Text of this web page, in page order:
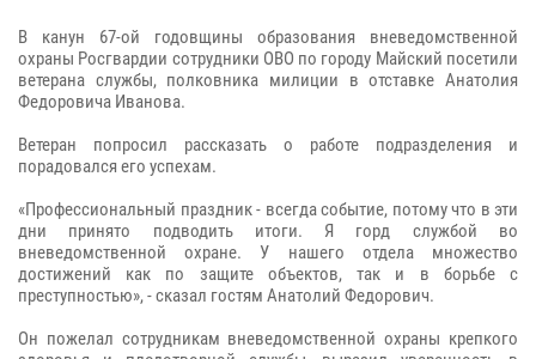
В канун 67-ой годовщины образования вневедомственной
охраны Росгвардии сотрудники ОВО по городу Майский посетили
ветерана службы, полковника милиции в отставке Анатолия
Федоровича Иванова.
Ветеран попросил рассказать о работе подразделения и
порадовался его успехам.
«Профессиональный праздник - всегда событие, потому что в эти
дни принято подводить итоги. Я горд службой во
вневедомственной охране. У нашего отдела множество
достижений как по защите объектов, так и в борьбе с
преступностью», - сказал гостям Анатолий Федорович.
Он пожелал сотрудникам вневедомственной охраны крепкого